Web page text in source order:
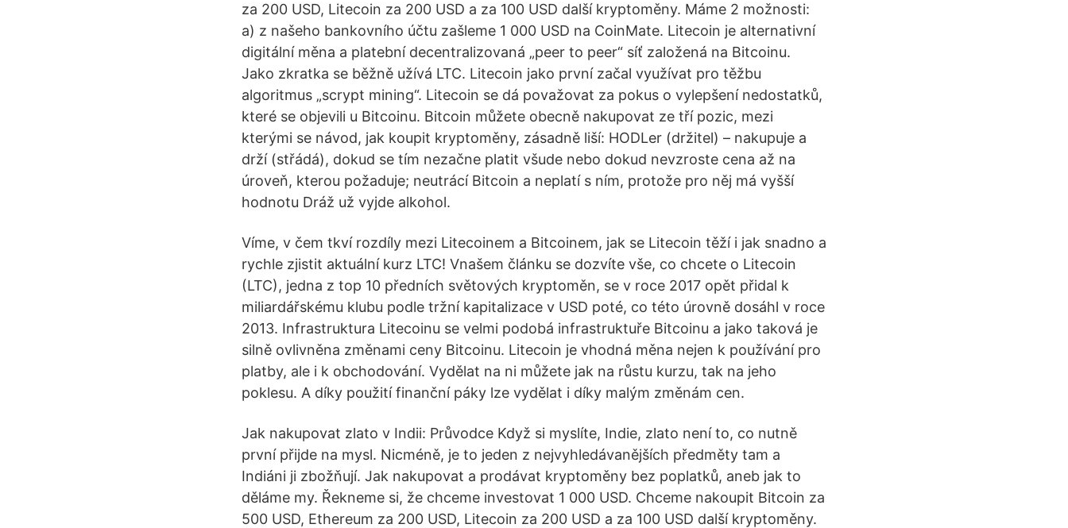
za 200 USD, Litecoin za 200 USD a za 100 USD další kryptoměny. Máme 2 možnosti:
a) z našeho bankovního účtu zašleme 1 000 USD na CoinMate. Litecoin je alternativní
digitální měna a platební decentralizovaná „peer to peer“ síť založená na Bitcoinu.
Jako zkratka se běžně užívá LTC. Litecoin jako první začal využívat pro těžbu
algoritmus „scrypt mining“. Litecoin se dá považovat za pokus o vylepšení nedostatků,
které se objevili u Bitcoinu. Bitcoin můžete obecně nakupovat ze tří pozic, mezi
kterými se návod, jak koupit kryptoměny, zásadně liší: HODLer (držitel) – nakupuje a
drží (střádá), dokud se tím nezačne platit všude nebo dokud nevzroste cena až na
úroveň, kterou požaduje; neutrácí Bitcoin a neplatí s ním, protože pro něj má vyšší
hodnotu Dráž už vyjde alkohol.
Víme, v čem tkví rozdíly mezi Litecoinem a Bitcoinem, jak se Litecoin těží i jak snadno a
rychle zjistit aktuální kurz LTC! Vnašem článku se dozvíte vše, co chcete o Litecoin
(LTC), jedna z top 10 předních světových kryptoměn, se v roce 2017 opět přidal k
miliardářskému klubu podle tržní kapitalizace v USD poté, co této úrovně dosáhl v roce
2013. Infrastruktura Litecoinu se velmi podobá infrastruktuře Bitcoinu a jako taková je
silně ovlivněna změnami ceny Bitcoinu. Litecoin je vhodná měna nejen k používání pro
platby, ale i k obchodování. Vydělat na ni můžete jak na růstu kurzu, tak na jeho
poklesu. A díky použití finanční páky lze vydělat i díky malým změnám cen.
Jak nakupovat zlato v Indii: Průvodce Když si myslíte, Indie, zlato není to, co nutně
první přijde na mysl. Nicméně, je to jeden z nejvyhledávanějších předměty tam a
Indiáni ji zbožňují. Jak nakupovat a prodávat kryptoměny bez poplatků, aneb jak to
děláme my. Řekneme si, že chceme investovat 1 000 USD. Chceme nakoupit Bitcoin za
500 USD, Ethereum za 200 USD, Litecoin za 200 USD a za 100 USD další kryptoměny.